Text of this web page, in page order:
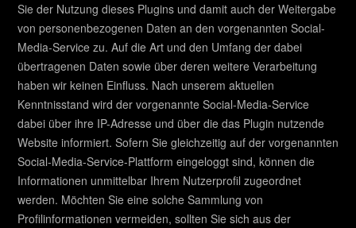
Sie der Nutzung dieses Plugins und damit auch der Weitergabe
von personenbezogenen Daten an den vorgenannten Social-
Media-Service zu. Auf die Art und den Umfang der dabei
übertragenen Daten sowie über deren weitere Verarbeitung
haben wir keinen Einfluss. Nach unserem aktuellen
Kenntnisstand wird der vorgenannte Social-Media-Service
dabei über ihre IP-Adresse und über die das Plugin nutzende
Website informiert. Sofern Sie gleichzeitig auf der vorgenannten
Social-Media-Service-Plattform eingeloggt sind, können die
Informationen unmittelbar Ihrem Nutzerprofil zugeordnet
werden. Möchten Sie eine solche Sammlung von
Profilinformationen vermeiden, sollten Sie sich aus der